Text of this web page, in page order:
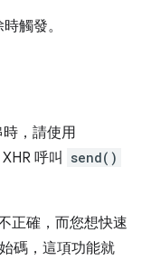
觸發。
，請使用
呼叫
send()
正確，而您想快速
碼，這項功能就